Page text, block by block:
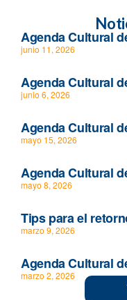
Agenda Cultural
junio 11, 2026
Agenda Cultural
junio 6, 2026
Agenda Cultural
mayo 15, 2026
Agenda Cultural
mayo 8, 2026
Tips para el
marzo 9, 2026
Agenda Cultural
marzo 2, 2026